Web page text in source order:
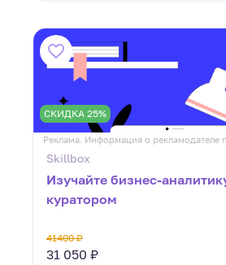
СКИДКА 25%
Реклама. Информация о рекламодателе
Skillbox
Изучайте бизнес-
куратором
41400 ₽
31 050 ₽